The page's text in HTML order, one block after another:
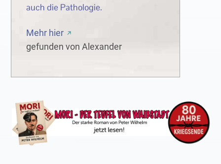
auch die Pathologie.
Mehr hier
gefunden von Alexander